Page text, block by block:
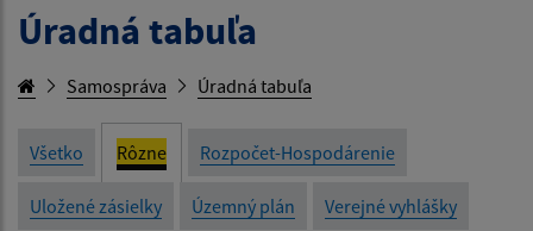
Úradná tabuľa
Samospráva Úradná tabuľa
Všetko Rôzne Rozpočet-Hospodárenie
Uložené zásielky Územný plán Verejné vyhlášky